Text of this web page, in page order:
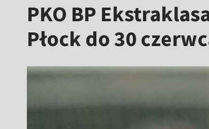
PKO BP
Płock do 30